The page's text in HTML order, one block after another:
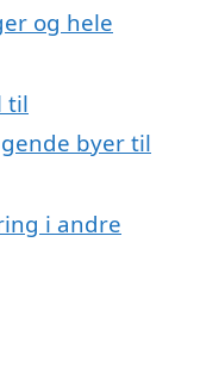
og hele
til
byer til
i andre